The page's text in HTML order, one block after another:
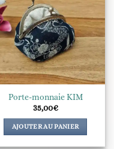
Porte-monnaie KIM
35,00€
AJOUTER AU PANIER